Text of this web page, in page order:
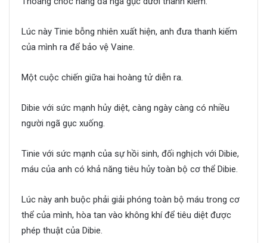
Lúc này Tinie bỗng nhiên xuất hiện, anh đưa thanh kiếm
của mình ra để bảo vệ Vaine.
Một cuộc chiến giữa hai hoàng tử diễn ra.
Dibie với sức mạnh hủy diệt, càng ngày càng có nhiều
người ngã gục xuống.
Tinie với sức mạnh của sự hồi sinh, đối nghịch với Dibie,
máu của anh có khả năng tiêu hủy toàn bộ cơ thể Dibie.
Lúc này anh buộc phải giải phóng toàn bộ máu trong cơ
thể của mình, hòa tan vào không khí để tiêu diệt được
phép thuật của Dibie.